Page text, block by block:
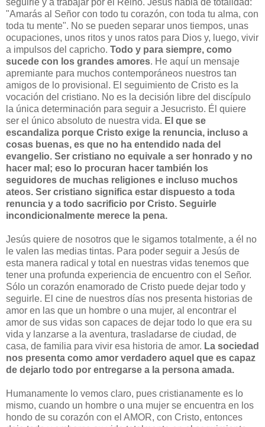
"Amarás al Señor con todo tu corazón, con toda tu alma, con
toda tu mente". No se pueden separar unos tiempos, unas
ocupaciones, unos ritos y unos ratos para Dios y, luego, vivir
a impulsos del capricho. Todo y para siempre, como
sucede con los grandes amores. He aquí un mensaje
apremiante para muchos contemporáneos nuestros tan
amigos de lo provisional. El seguimiento de Cristo es la
vocación del cristiano. No es la decisión libre del discípulo
la única determinación para seguir a Jesucristo. Él quiere
ser el único absoluto de nuestra vida. El que se
escandaliza porque Cristo exige la renuncia, incluso a
cosas buenas, es que no ha entendido nada del
evangelio. Ser cristiano no equivale a ser honrado y no
hacer mal; eso lo procuran hacer también los
seguidores de muchas religiones e incluso muchos
ateos. Ser cristiano significa estar dispuesto a toda
renuncia y a todo sacrificio por Cristo. Seguirle
incondicionalmente merece la pena.
Jesús quiere de nosotros que le sigamos totalmente, a él no
le valen las medias tintas. Para poder seguir a Jesús de
esta manera radical y total en nuestras vidas tenemos que
tener una profunda experiencia de encuentro con el Señor.
Sólo un corazón enamorado de Cristo puede dejar todo y
seguirle. El cine de nuestros días nos presenta historias de
amor en las que un hombre o una mujer, al encontrar el
amor de sus vidas son capaces de dejar todo lo que era su
vida y lanzarse a la aventura, trasladarse de ciudad, de
casa, de familia para vivir esa historia de amor. La sociedad
nos presenta como amor verdadero aquel que es capaz
de dejarlo todo por entregarse a la persona amada.
Humanamente lo vemos claro, pues cristianamente es lo
mismo, cuando un hombre o una mujer se encuentra en los
hondo de su corazón con el AMOR, con Cristo, entonces